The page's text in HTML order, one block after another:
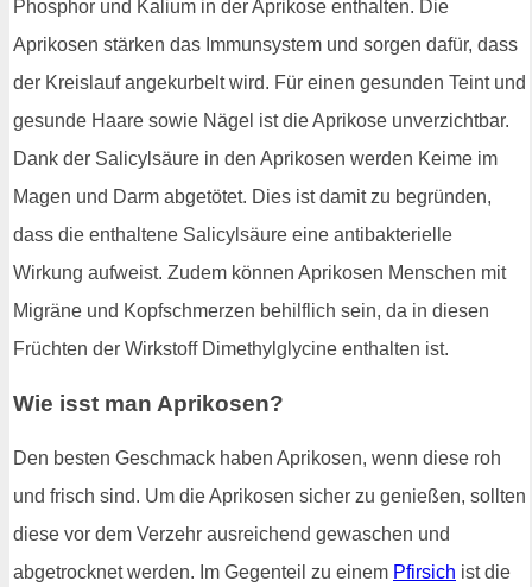
Phosphor und Kalium in der Aprikose enthalten. Die
Aprikosen stärken das Immunsystem und sorgen dafür, dass
der Kreislauf angekurbelt wird. Für einen gesunden Teint und
gesunde Haare sowie Nägel ist die Aprikose unverzichtbar.
Dank der Salicylsäure in den Aprikosen werden Keime im
Magen und Darm abgetötet. Dies ist damit zu begründen,
dass die enthaltene Salicylsäure eine antibakterielle
Wirkung aufweist. Zudem können Aprikosen Menschen mit
Migräne und Kopfschmerzen behilflich sein, da in diesen
Früchten der Wirkstoff Dimethylglycine enthalten ist.
Wie isst man Aprikosen?
Den besten Geschmack haben Aprikosen, wenn diese roh
und frisch sind. Um die Aprikosen sicher zu genießen, sollten
diese vor dem Verzehr ausreichend gewaschen und
abgetrocknet werden. Im Gegenteil zu einem Pfirsich ist die